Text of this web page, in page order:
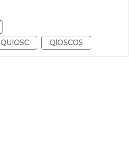
QUIOSC QIOSCOS